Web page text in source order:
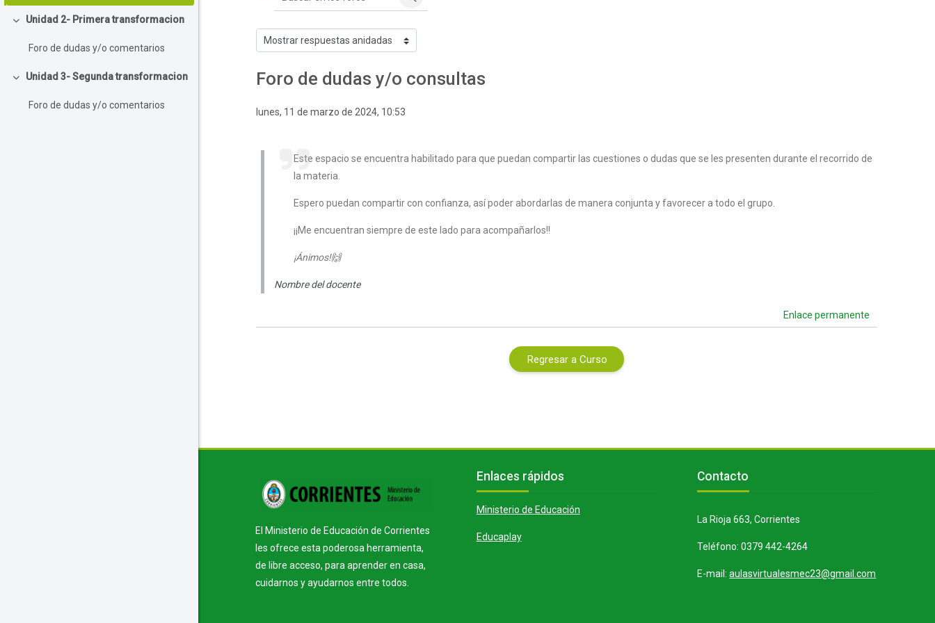
Unidad 2- Primera transformacion
Foro de dudas y/o comentarios
Unidad 3- Segunda transformacion
Foro de dudas y/o comentarios
Buscar en los foros
Buscar en los foros
Mostrar modo
Foro de dudas y/o consultas
Este espacio se encuentra habilitado para que puedan compartir las cuestiones o dudas que se les presenten durante el recorrido de
la materia.
Espero puedan compartir con confianza, así poder abordarlas de manera conjunta y favorecer a todo el grupo.
¡¡Me encuentran siempre de este lado para acompañarlos!!
¡Ánimos!🙌
Nombre del docente
Enlace permanente
lunes, 11 de marzo de 2024, 10:53
Número de respuestas: 0
Regresar a Curso
Bloques
El Ministerio de Educación de Corrientes
les ofrece esta poderosa herramienta,
de libre acceso, para aprender en casa,
cuidarnos y ayudarnos entre todos.
Bloques
Enlaces rápidos
Ministerio de Educación
Educaplay
Bloques
Contacto
La Rioja 663, Corrientes
Teléfono: 0379 442-4264
E-mail:aulasvirtualesmec23@gmail.com